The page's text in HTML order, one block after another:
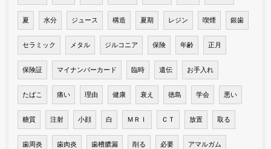
夏 水分 ジュース 構造 夏期 レジン 喫煙 銀歯
セラミック メタル ジルコニア 保険 年齢 正月
保険証 マイナンバーカード 臨時 遺伝 お手入れ
たばこ 痛い 理由 健康 衰え 徳島 学会 悪い
糖質 注射 小顔 白 ＭＲＩ ＣＴ 放置 取る
歯周炎 歯肉炎 歯槽膿漏 削る 必要 アマルガム